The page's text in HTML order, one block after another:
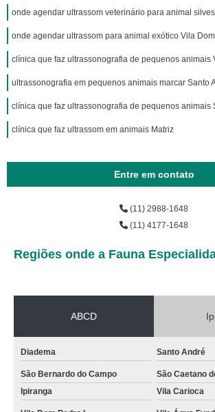
onde agendar ultrassom veterinário para animal
onde agendar ultrassom para animal exótico Vila Dom
clínica que faz ultrassonografia de pequenos animais
ultrassonografia em pequenos animais marcar Santo
clínica que faz ultrassonografia de pequenos animais
clínica que faz ultrassom em animais Matriz
Entre em contato
(11) 2988-1648
(11) 4177-1648
Regiões onde a Fauna
ABCD
Diadema Santo André
São Bernardo do Campo
São Caetano
Ipiranga
Vila Carioca